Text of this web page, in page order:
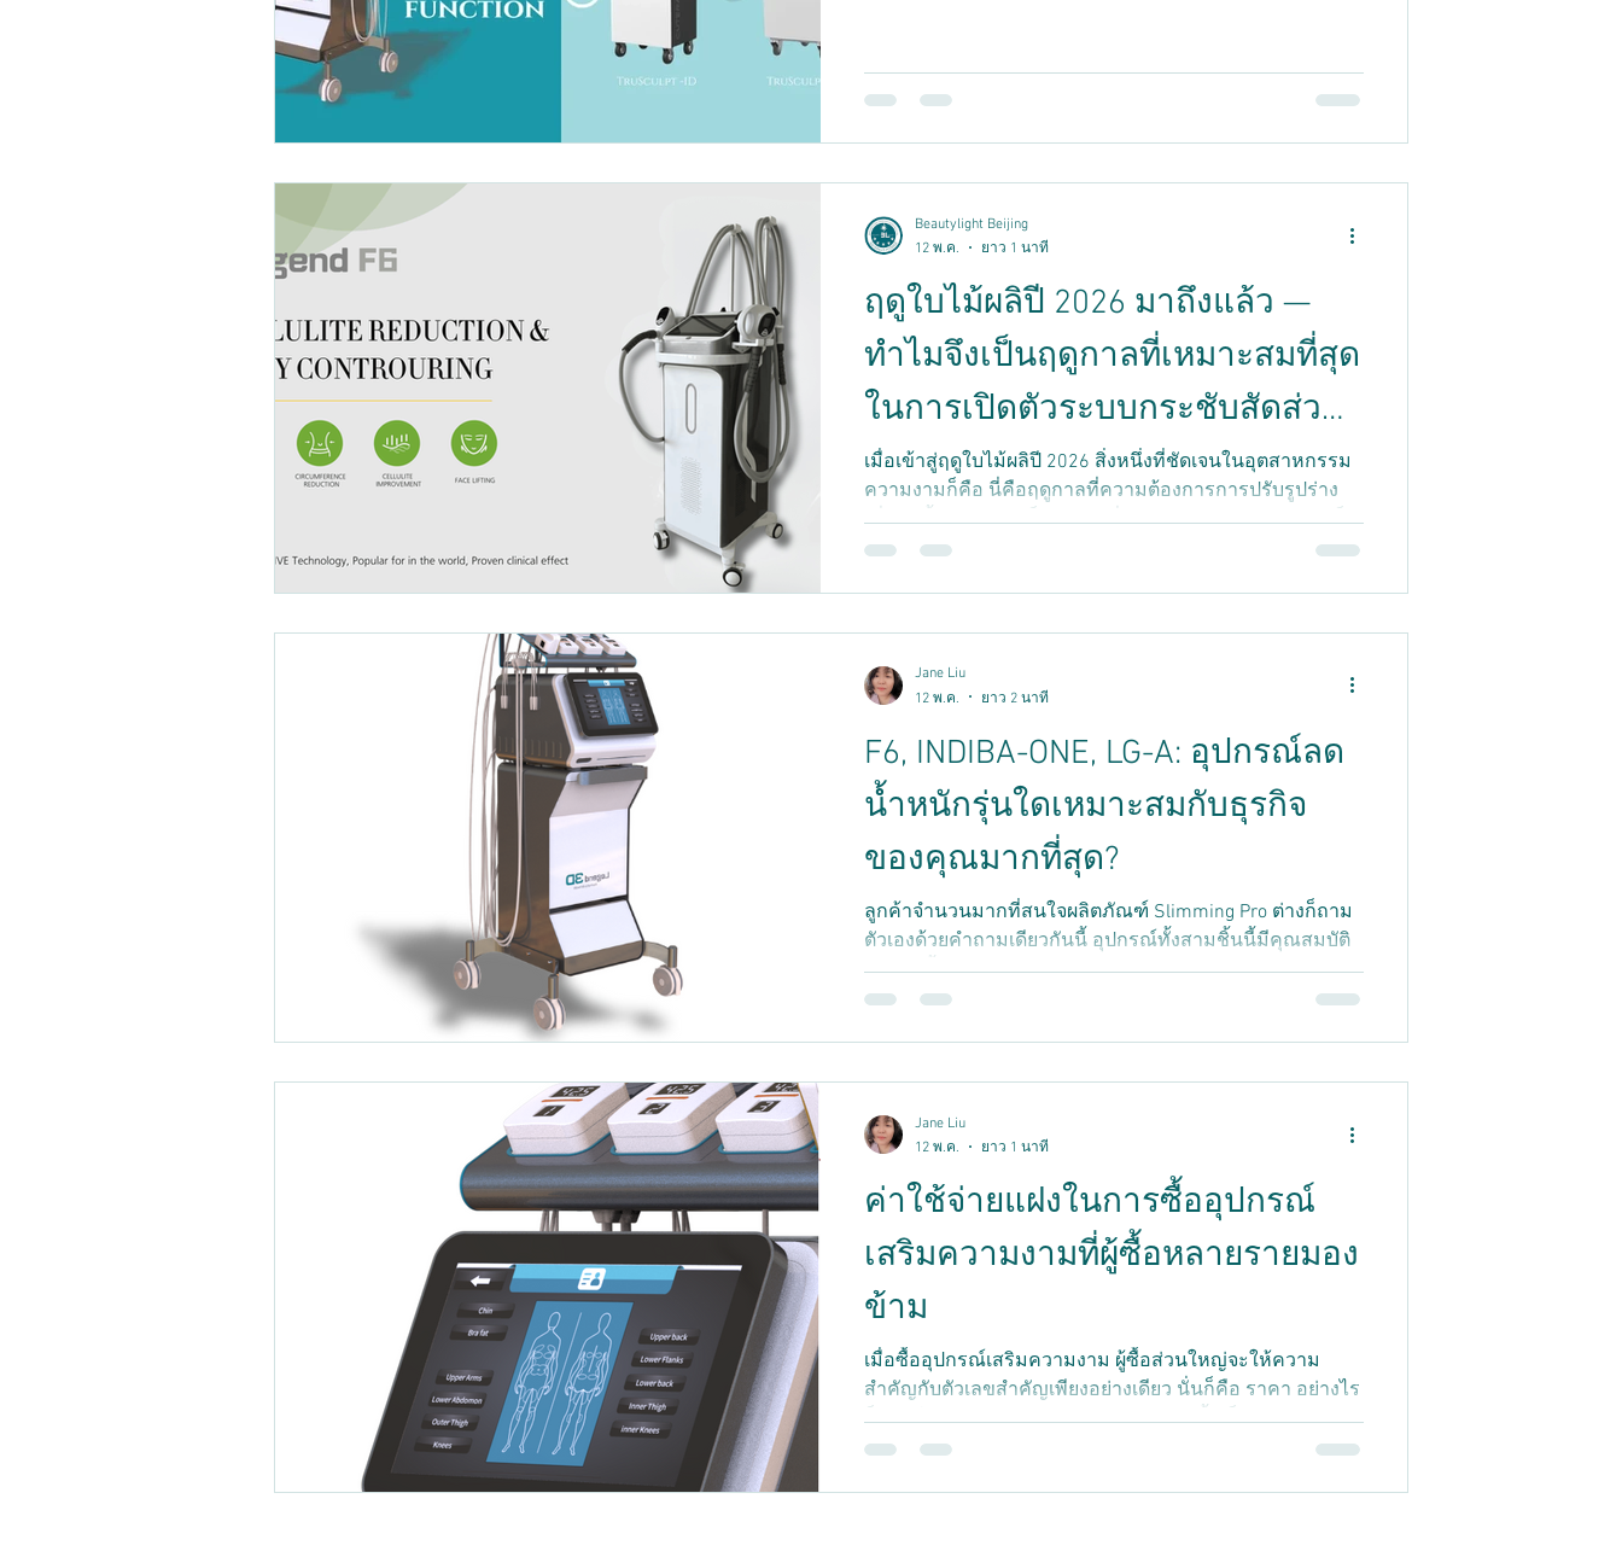
TruSculpt-Flex ระบบลดน้ำหนัก Legend-3D Slimming
System ผสานเทคโนโลยี TruSculpt-ID (เผาผลาญไขมันลึก)
และ TruSculpt-Flex (เสริมสร้างกล้ามเนื้อ) ที่เป็นที่รู้จักกันดี
ฤดูใบไม้ผลิปี 2026 มาถึงแล้ว —
ทำไมจึงเป็นฤดูกาลที่เหมาะสมที่สุด
ในการเปิดตัวระบบกระชับสัดส่วน
ด้วยคลื่นวิทยุแบบสุญญากาศ 5-in-
1
เมื่อเข้าสู่ฤดูใบไม้ผลิปี 2026 สิ่งหนึ่งที่ชัดเจนในอุตสาหกรรม
ความงามก็คือ นี่คือฤดูกาลที่ความต้องการการปรับรูปร่าง
เพิ่มสูงขึ้นอย่างรวดเร็ว ลูกค้าเริ่มเตรียมตัวสำหรับฤดูร้อนเร็ว
กว่าเดิมทุกปี เสื้อผ้าที่เบาลง กิจกรรมกลางแจ้ง แผนการเดิน
หย่อนคล้อยในบริเวณต่างๆ สำหรับคลินิกและสถานเสริม
ความงามทางการแพทย์ ฤดูใบไม้ผลิไม่ใช่แค่ไตรมาสธรรม
ดาๆ แต่เป็นช่วงเวลาสำคัญในการเปิดตัวโปรแกรม
Beautylight Beijing
12 พ.ค.
ยาว 1 นาที
F6, INDIBA-ONE, LG-A: อุปกรณ์ลด
น้ำหนักรุ่นใดเหมาะสมกับธุรกิจ
ของคุณมากที่สุด?
ลูกค้าจำนวนมากที่สนใจผลิตภัณฑ์ Slimming Pro ต่างก็ถาม
ตัวเองด้วยคำถามเดียวกันนี้ อุปกรณ์ทั้งสามชิ้นนี้มีคุณสมบัติ
ช่วยลดน้ำหนักและควบคุมรูปร่าง แต่มีความแตกต่างกัน
อย่างไร? ความสับสนนี้เป็นเรื่องที่เข้าใจได้เป็นอย่างดี ระบบ
บรรลุวัตถุประสงค์ทางการค้าที่แตกต่างกัน คู่มือนี้อธิบาย
ความแตกต่างระหว่างผลิตภัณฑ์การลงทุนต่างๆ ด้วยวิธีที่ง่าย
และเข้าใจได้ เพื่อช่วยให้คุณเลือกการลงทุ
Jane Liu
12 พ.ค.
ยาว 2 นาที
ค่าใช้จ่ายแฝงในการซื้ออุปกรณ์
เสริมความงามที่ผู้ซื้อหลายรายมอง
ข้าม
เมื่อซื้ออุปกรณ์เสริมความงาม ผู้ซื้อส่วนใหญ่จะให้ความ
สำคัญกับตัวเลขสำคัญเพียงอย่างเดียว นั่นก็คือ ราคา อย่างไร
ก็ตาม ในการดำเนินงานคลินิกจริง ราคาซื้อเป็นเพียงส่วน
หนึ่งของการลงทุนทั้งหมด เจ้าของคลินิกหลายรายพบในภาย
Jane Liu
12 พ.ค.
ยาว 1 นาที